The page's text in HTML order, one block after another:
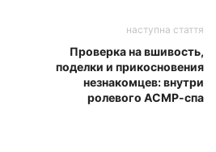
наступна стаття
Проверка на вшивость,
поделки и прикосновения
незнакомцев: внутри
ролевого АСМР-спа